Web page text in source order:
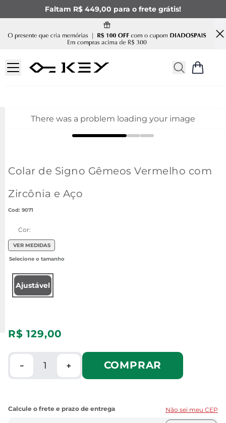
Faltam R$ 449,00 para o frete grátis!
There was a problem loading your image
Colar de Signo Gêmeos Vermelho com
Zircônia e Aço
: 9071
Cor:
VER MEDIDAS
Ajustável
R$ 129,00
＋
－ COMPRAR
Não sei meu CEP